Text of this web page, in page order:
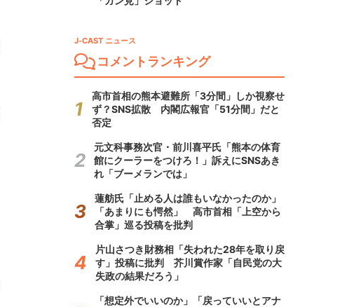
J-CAST ニュース
コメントランキング
高市首相の熊本避難所「3分間」しか視察せ
ず？SNS拡散 内閣広報官「51分間」だと
否定
元文科事務次官・前川喜平氏「熊本の体育
館にクーラーをつけろ！」訴えにSNSあき
れ「ブーメランでは」
蓮舫氏「止める人は誰もいなかったのか」
「あまりにも愕然」 高市首相「上空から
合掌」巡る投稿を批判
片山さつき財務相「失われた28年を取り戻
す」投稿に批判 芥川賞作家「自民党の大
失政の結果だろう」
「想定外でいいのか」「戻っていいとアナ